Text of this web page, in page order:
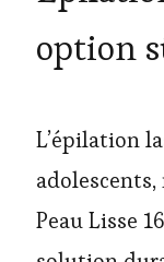
option
L’épilation
adolescents,
Peau Lisse